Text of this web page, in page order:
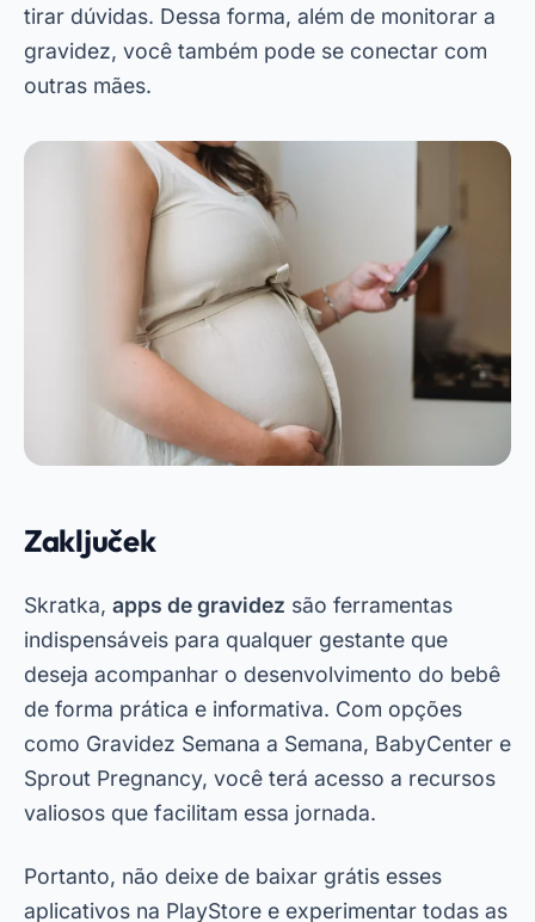
aplicativos na PlayStore e experimentar todas as
suas funcionalidades. Eles são uma excelente
maneira de se manter informada e tranquila
você poderá aproveitar ao máximo esse
momento especial com a ajuda da tecnologia.
Oglaševanje - SpotAds
Curtiu? Compartilha aí! 👇
PRÓXIMO →
Obnovite svoj prostor! Aplikacije za
simulacijo barv na stenah